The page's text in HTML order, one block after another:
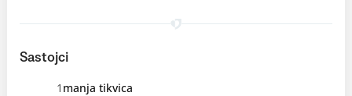
Sastojci
1 manja tikvica